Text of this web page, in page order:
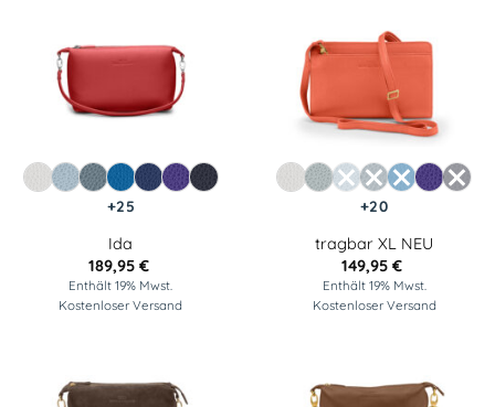
+25
Ida
189,95 €
Enthält 19% Mwst.
Kostenloser Versand
+20
tragbar XL NEU
149,95€
Enthält 19% Mwst.
Kostenloser Versand